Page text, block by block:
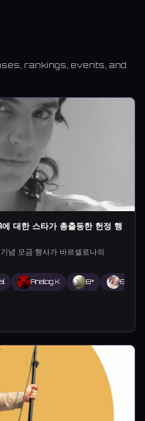
rankings, events, and
한 스타가 총출동한 헌정 행
모금 행사가 바르셀로나의
Analog K B*